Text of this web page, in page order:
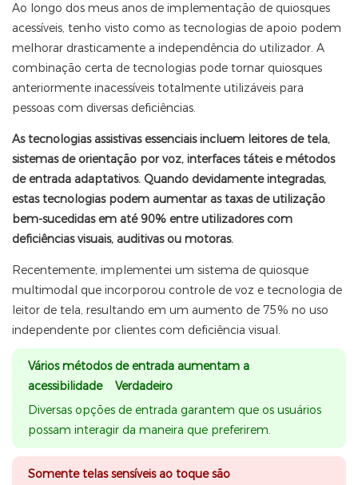
Ao longo dos meus anos de implementação de quiosques
acessíveis, tenho visto como as tecnologias de apoio podem
melhorar drasticamente a independência do utilizador. A
combinação certa de tecnologias pode tornar quiosques
anteriormente inacessíveis totalmente utilizáveis ​​para
pessoas com diversas deficiências.
As tecnologias assistivas essenciais incluem leitores de tela,
sistemas de orientação por voz, interfaces táteis e métodos
de entrada adaptativos. Quando devidamente integradas,
estas tecnologias podem aumentar as taxas de utilização
bem-sucedidas em até 90% entre utilizadores com
deficiências visuais, auditivas ou motoras.
Recentemente, implementei um sistema de quiosque
multimodal que incorporou controle de voz e tecnologia de
leitor de tela, resultando em um aumento de 75% no uso
independente por clientes com deficiência visual.
Vários métodos de entrada aumentam a
acessibilidade Verdadeiro
Diversas opções de entrada garantem que os usuários
possam interagir da maneira que preferirem.
Somente telas sensíveis ao toque são